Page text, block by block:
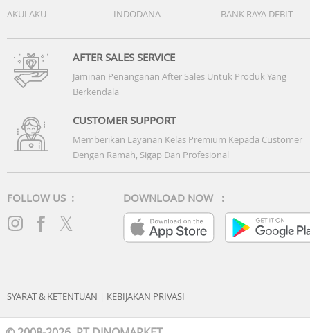
AKULAKU
INDODANA BANK RAYA DEBIT
AFTER SALES SERVICE
Jaminan Penanganan After Sales Untuk Produk Yang
Berkendala
CUSTOMER SUPPORT
Memberikan Layanan Kelas Premium Kepada Customer
Dengan Ramah, Sigap Dan Profesional
FOLLOW US : DOWNLOAD NOW :
SYARAT & KETENTUAN | KEBIJAKAN PRIVASI